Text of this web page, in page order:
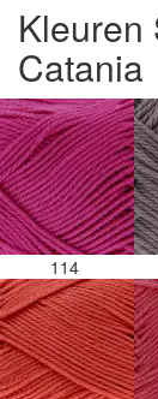
Kleuren
Catania
114